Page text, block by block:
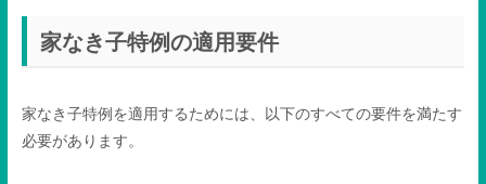
家なき子特例の適用要件
家なき子特例を適用するためには、以下のすべての要件を満たす
必要があります。